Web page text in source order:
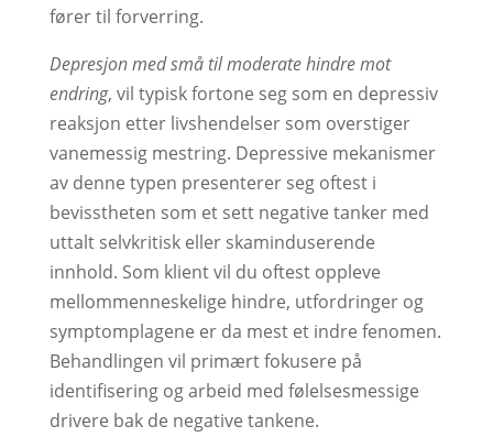
fører til forverring.
Depresjon med små til moderate hindre mot
endring, vil typisk fortone seg som en depressiv
reaksjon etter livshendelser som overstiger
vanemessig mestring. Depressive mekanismer
av denne typen presenterer seg oftest i
bevisstheten som et sett negative tanker med
uttalt selvkritisk eller skaminduserende
innhold. Som klient vil du oftest oppleve
mellommenneskelige hindre, utfordringer og
symptomplagene er da mest et indre fenomen.
Behandlingen vil primært fokusere på
identifisering og arbeid med følelsesmessige
drivere bak de negative tankene.